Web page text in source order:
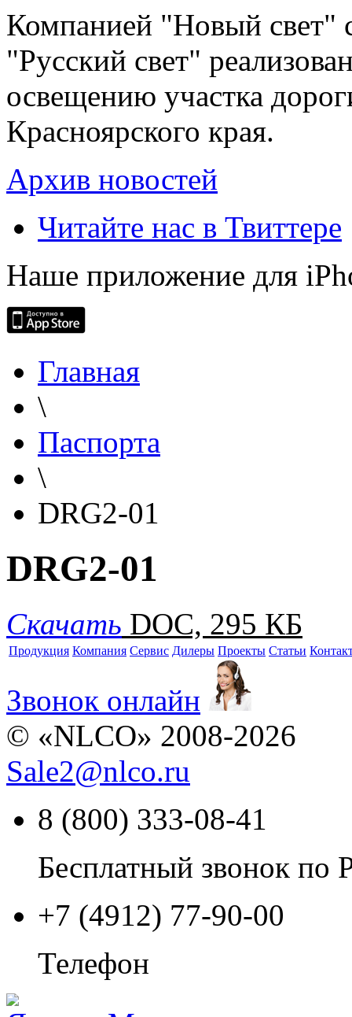
Компанией "Новый свет"
"Русский свет"
освещению участка
Красноярского края.
Архив новостей
Читайте нас в Твиттере
Наше приложение для
Главная
\
Паспорта
\
DRG2-01
DRG2-01
Скачать DOC, 295 КБ
Продукция Компания Сервис Дилеры Проекты Статьи
Звонок онлайн
© «NLCO» 2008-2026
Sale2@nlco.ru
8 (800) 333-08-41
Бесплатный звонок по
+7 (4912) 77-90-00
Телефон